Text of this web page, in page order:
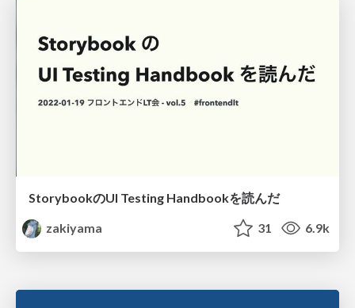
StorybookのUI Testing Handbookを読んだ
zakiyama
31 6.9k